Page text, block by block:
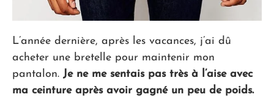
L’année dernière, après les vacances, j’ai dû
acheter une bretelle pour maintenir mon
pantalon. Je ne me sentais pas très à l’aise avec
ma ceinture après avoir gagné un peu de poids.